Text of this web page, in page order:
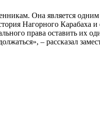
Она является
Нагорного Карабаха
права оставить их
– рассказал